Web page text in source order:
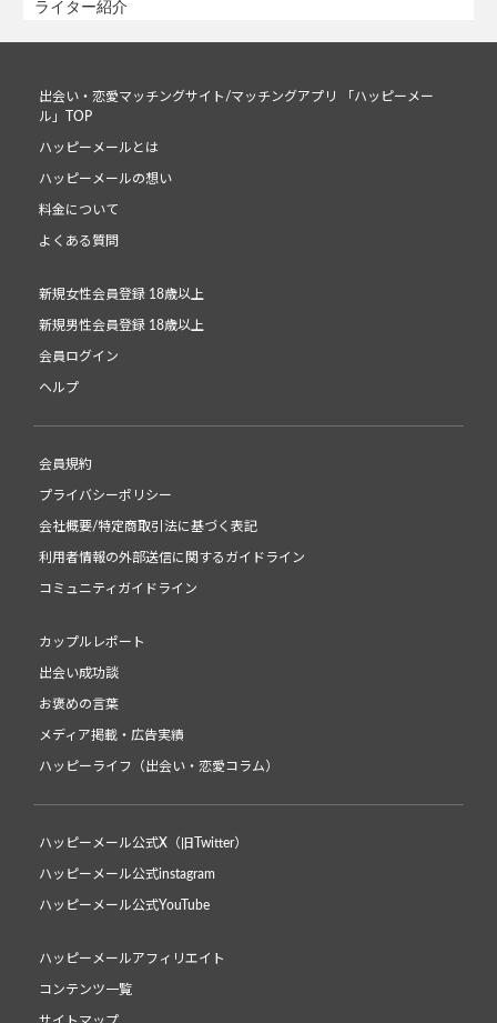
ライター紹介
出会い・恋愛マッチングサイト/マッチングアプリ 「ハッピーメー
ル」TOP
ハッピーメールとは
ハッピーメールの想い
料金について
よくある質問
新規女性会員登録 18歳以上
新規男性会員登録 18歳以上
会員ログイン
ヘルプ
会員規約
プライバシーポリシー
会社概要/特定商取引法に基づく表記
利用者情報の外部送信に関するガイドライン
コミュニティガイドライン
カップルレポート
出会い成功談
お褒めの言葉
メディア掲載・広告実績
ハッピーライフ（出会い・恋愛コラム）
ハッピーメール公式X（旧Twitter）
ハッピーメール公式instagram
ハッピーメール公式YouTube
ハッピーメールアフィリエイト
コンテンツ一覧